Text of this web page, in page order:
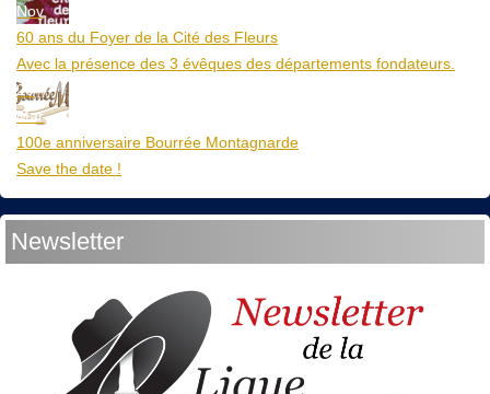
Nov
60 ans du Foyer de la Cité des Fleurs
Avec la présence des 3 évêques des départements fondateurs.
20
Mar
100e anniversaire Bourrée Montagnarde
Save the date !
Newsletter